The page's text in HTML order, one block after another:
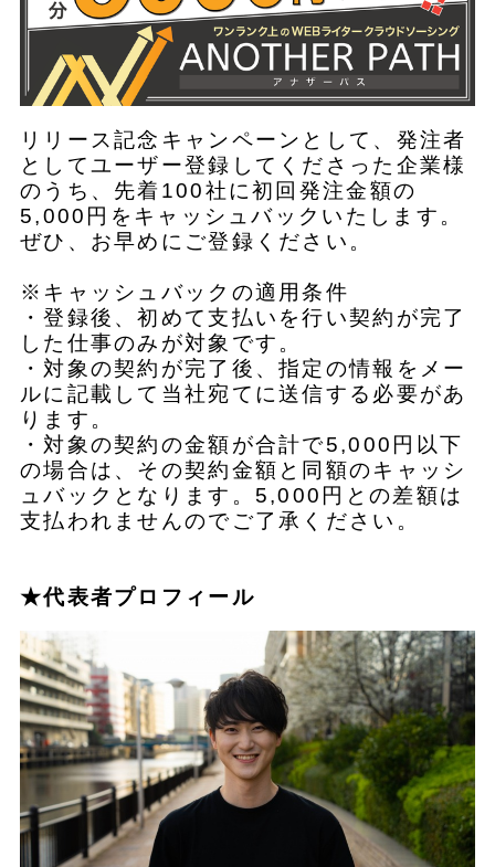
リリース記念キャンペーンとして、発注者
としてユーザー登録してくださった企業様
のうち、先着100社に初回発注金額の
5,000円をキャッシュバックいたします。
ぜひ、お早めにご登録ください。
※キャッシュバックの適用条件
・登録後、初めて支払いを行い契約が完了
した仕事のみが対象です。
・対象の契約が完了後、指定の情報をメー
ルに記載して当社宛てに送信する必要があ
ります。
・対象の契約の金額が合計で5,000円以下
の場合は、その契約金額と同額のキャッシ
ュバックとなります。5,000円との差額は
支払われませんのでご了承ください。
★代表者プロフィール